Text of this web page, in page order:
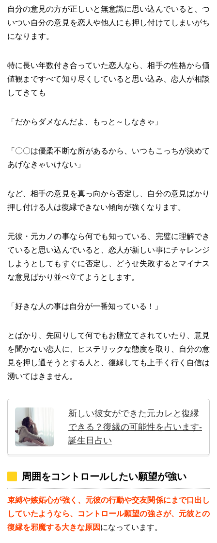
自分の意見の方が正しいと無意識に思い込んでいると、つ
いつい自分の意見を恋人や他人にも押し付けてしまいがち
になります。
特に長い年数付き合っていた恋人なら、相手の性格から価
値観まですべて知り尽くしていると思い込み、恋人が相談
してきても
「だからダメなんだよ、もっと～しなきゃ」
「〇〇は優柔不断な所があるから、いつもこっちが決めて
あげなきゃいけない」
など、相手の意見を真っ向から否定し、自分の意見ばかり
押し付ける人は復縁できない傾向が強くなります。
元彼・元カノの事なら何でも知っている、完璧に理解でき
ていると思い込んでいると、恋人が新しい事にチャレンジ
しようとしてもすぐに否定し、どうせ失敗するとマイナス
な意見ばかり並べ立てようとします。
「好きな人の事は自分が一番知っている！」
とばかり、先回りして何でもお膳立てされていたり、意見
を聞かない恋人に、ヒステリックな態度を取り、自分の意
見を押し通そうとする人と、復縁しても上手く行く自信は
湧いてはきません。
新しい彼女ができた元カレと復縁
できる？復縁の可能性を占います-
誕生日占い
周囲をコントロールしたい願望が強い
束縛や嫉妬心が強く、元彼の行動や交友関係にまで口出し
していたようなら、コントロール願望の強さが、元彼との
復縁を邪魔する大きな原因 になっています。